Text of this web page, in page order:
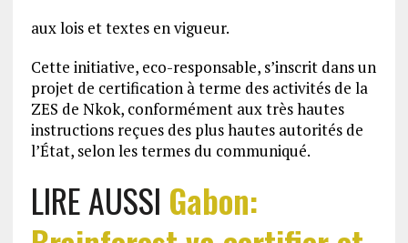
aux lois et textes en vigueur.
Cette initiative, eco-responsable, s’inscrit dans un
projet de certification à terme des activités de la
ZES de Nkok, conformément aux très hautes
instructions reçues des plus hautes autorités de
l’État, selon les termes du communiqué.
LIRE AUSSI Gabon: